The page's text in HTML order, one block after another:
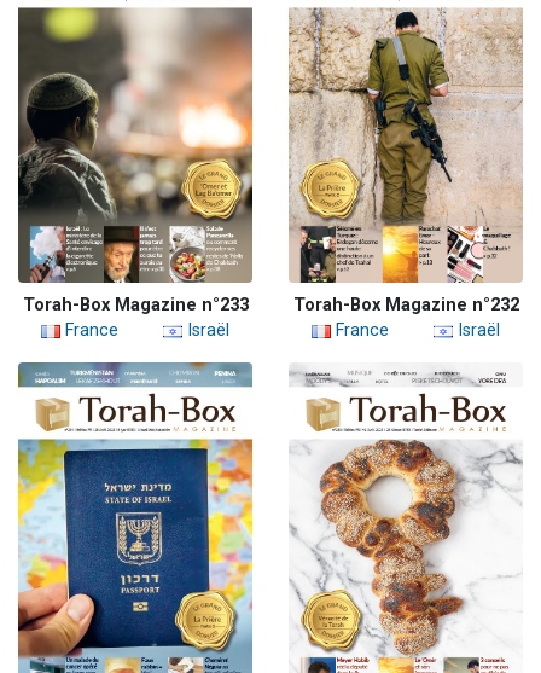
Torah-Box Magazine n°233
France
Israël
Torah-Box Magazine n°232
France
Israël